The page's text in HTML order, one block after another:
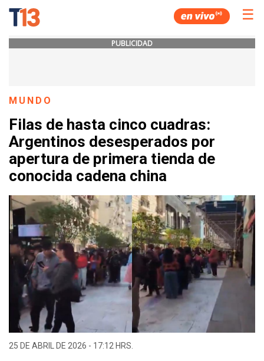
☰
PUBLICIDAD
MUNDO
Filas de hasta cinco cuadras:
Argentinos desesperados por
apertura de primera tienda de
conocida cadena china
25 DE ABRIL DE 2026 - 17:12 HRS.